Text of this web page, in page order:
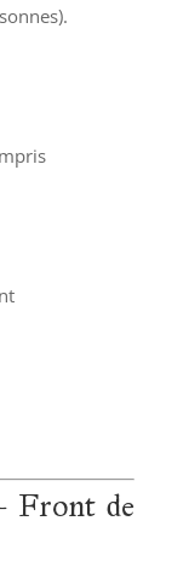
Front de